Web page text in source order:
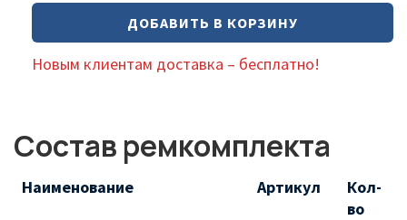
ДОБАВИТЬ В КОРЗИНУ
Новым клиентам доставка – бесплатно!
Состав ремкомплекта
Наименование Артикул
Кол-
во